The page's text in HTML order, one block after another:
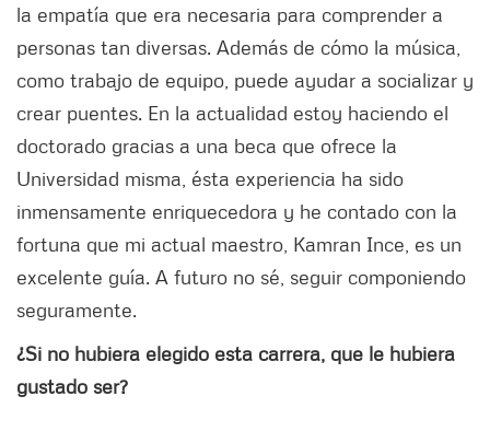
la empatía que era necesaria para comprender a
personas tan diversas. Además de cómo la música,
como trabajo de equipo, puede ayudar a socializar y
crear puentes. En la actualidad estoy haciendo el
doctorado gracias a una beca que ofrece la
Universidad misma, ésta experiencia ha sido
inmensamente enriquecedora y he contado con la
fortuna que mi actual maestro, Kamran Ince, es un
excelente guía. A futuro no sé, seguir componiendo
seguramente.
¿Si no hubiera elegido esta carrera, que le hubiera
gustado ser?